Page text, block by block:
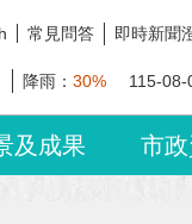
常見問答 即時新聞
降雨： 30% 115-08-
及成果 市